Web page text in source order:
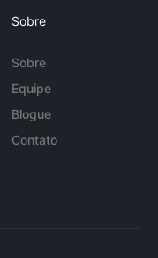
Sobre
Sobre
Equipe
Blogue
Contato